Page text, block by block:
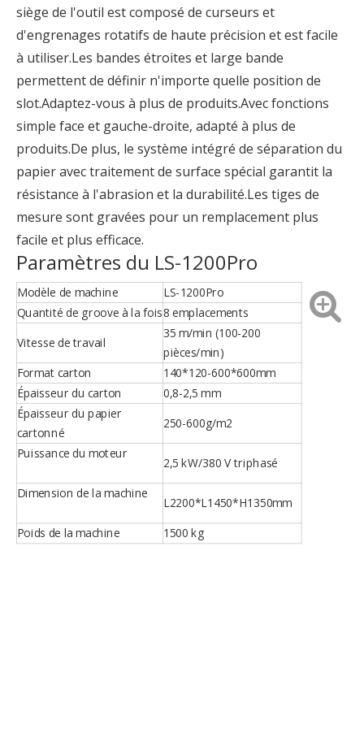
siège de l'outil est composé de curseurs et
d'engrenages rotatifs de haute précision et est facile
à utiliser.Les bandes étroites et large bande
permettent de définir n'importe quelle position de
slot.Adaptez-vous à plus de produits.Avec fonctions
simple face et gauche-droite, adapté à plus de
produits.De plus, le système intégré de séparation du
papier avec traitement de surface spécial garantit la
résistance à l'abrasion et la durabilité.Les tiges de
mesure sont gravées pour un remplacement plus
facile et plus efficace.
Paramètres du LS-1200Pro
Modèle de machine
LS-1200Pro
Quantité de groove à la fois8 emplacements
Vitesse de travail
35 m/min (100-200
pièces/min)
Format carton
140*120-600*600mm
Épaisseur du carton
0,8-2,5 mm
Épaisseur du papier
cartonné
250-600g/m2
Puissance du moteur
2,5 kW/380 V triphasé
Dimension de la machine
L2200*L1450*H1350mm
Poids de la machine 1500 kg